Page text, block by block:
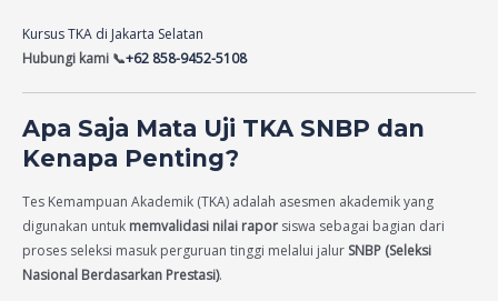
Kursus TKA di Jakarta Selatan
Hubungi kami 📞+62 858-9452-5108
Apa Saja Mata Uji TKA SNBP dan
Kenapa Penting?
Tes Kemampuan Akademik (TKA) adalah asesmen akademik yang
digunakan untuk memvalidasi nilai rapor siswa sebagai bagian dari
proses seleksi masuk perguruan tinggi melalui jalur SNBP (Seleksi
Nasional Berdasarkan Prestasi).